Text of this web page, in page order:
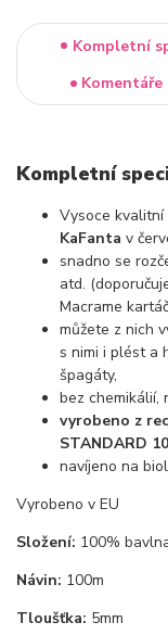
Kompletní
Komentáře
Kompletní
Vysoce kvalitní
KaFanta v
snadno se
atd.
Macrame
můžete z nich
s nimi i plést a
špagáty,
bez chemikálií,
vyrobeno z
STANDARD
navíjeno na
Vyrobeno v EU
Složení: 100%
Návin: 100m
Tloušťka: 5mm